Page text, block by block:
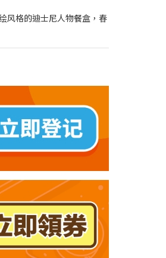
风格的迪士尼人物餐盒，春